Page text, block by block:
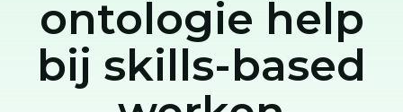
ontologie help
bij skills-based